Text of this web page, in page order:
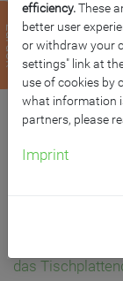
zurück
DieTischhöhen,
das
efficiency.These
better user
or withdraw your
settings" link at
use of cookies by
what information
partners, please
Imprint